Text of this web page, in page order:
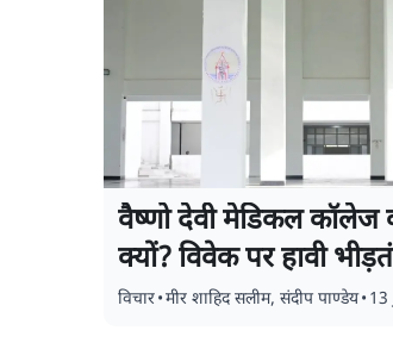
वैष्णो देवी मेडिकल कॉलेज
क्यों? विवेक पर हावी
विचार•मीर शाहिद सलीम, संदीप पाण्डेय• 13